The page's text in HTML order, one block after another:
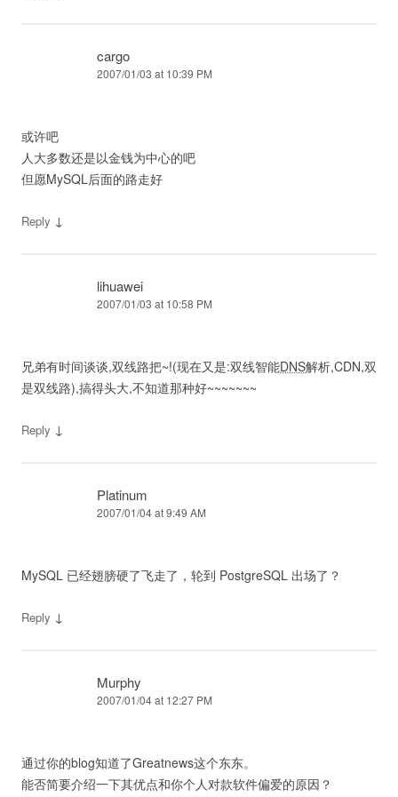
cargo
2007/01/03 at 10:39 PM
或许吧
人大多数还是以金钱为中心的吧
但愿MySQL后面的路走好
Reply ↓
lihuawei
2007/01/03 at 10:58 PM
兄弟有时间谈谈,双线路把~!(现在又是:双线智能DNS解析,CDN,双
是双线路),搞得头大,不知道那种好~~~~~~~
Reply ↓
Platinum
2007/01/04 at 9:49 AM
MySQL 已经翅膀硬了飞走了，轮到 PostgreSQL 出场了？
Reply ↓
Murphy
2007/01/04 at 12:27 PM
通过你的blog知道了Greatnews这个东东。
能否简要介绍一下其优点和你个人对款软件偏爱的原因？